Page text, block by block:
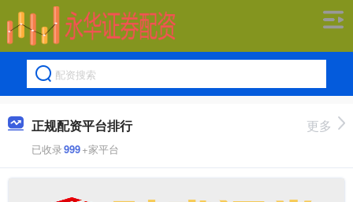
正规配资平台排行
已收录999+家平台
更多